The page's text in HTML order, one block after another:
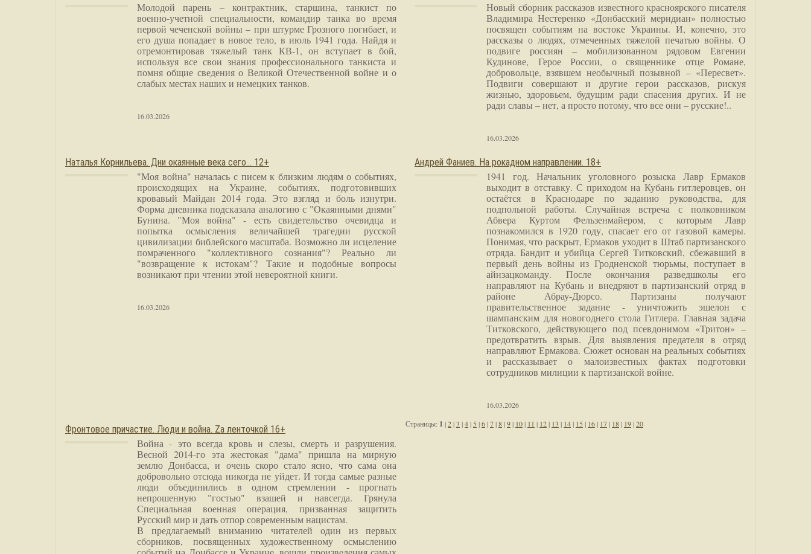
Молодой парень – контрактник, старшина, танкист по
военно-учетной специальности, командир танка во время
первой чеченской войны – при штурме Грозного погибает, и
его душа попадает в новое тело, в июль 1941 года. Найдя и
отремонтировав тяжелый танк КВ-1, он вступает в бой,
используя все свои знания профессионального танкиста и
помня общие сведения о Великой Отечественной войне и о
слабых местах наших и немецких танков.
16.03.2026
Новый сборник рассказов известного красноярского писателя
Владимира Нестеренко «Донбасский меридиан» полностью
посвящен событиям на востоке Украины. И, конечно, это
рассказы о людях, отмеченных тяжелой печатью войны. О
подвиге россиян – мобилизованном рядовом Евгении
Кудинове, Герое России, о священнике отце Романе,
добровольце, взявшем необычный позывной – «Пересвет».
Подвиги совершают и другие герои рассказов, рискуя
жизнью, здоровьем, будущим ради спасения других. И не
ради славы – нет, а просто потому, что все они – русские!..
16.03.2026
Наталья Корнильева. Дни окаянные века сего… 12+
"Моя война" началась с писем к близким людям о событиях,
происходящих на Украине, событиях, подготовивших
кровавый Майдан 2014 года. Это взгляд и боль изнутри.
Форма дневника подсказала аналогию с "Окаянными днями"
Бунина. "Моя война" - есть свидетельство очевидца и
попытка осмысления величайшей трагедии русской
цивилизации библейского масштаба. Возможно ли исцеление
помраченного "коллективного сознания"? Реально ли
"возвращение к истокам"? Такие и подобные вопросы
возникают при чтении этой невероятной книги.
16.03.2026
Андрей Фаниев. На рокадном направлении. 18+
1941 год. Начальник уголовного розыска Лавр Ермаков
выходит в отставку. С приходом на Кубань гитлеровцев, он
остаётся в Краснодаре по заданию руководства, для
подпольной работы. Случайная встреча с полковником
Абвера Куртом Фельзенмайером, с которым Лавр
познакомился в 1920 году, спасает его от газовой камеры.
Понимая, что раскрыт, Ермаков уходит в Штаб партизанского
отряда. Бандит и убийца Сергей Титковский, сбежавший в
первый день войны из Гродненской тюрьмы, поступает в
айнзацкоманду. После окончания разведшколы его
направляют на Кубань и внедряют в партизанский отряд в
районе Абрау-Дюрсо. Партизаны получают
правительственное задание - уничтожить эшелон с
шампанским для новогоднего стола Гитлера. Главная задача
Титковского, действующего под псевдонимом «Тритон» –
предотвратить взрыв. Для выявления предателя в отряд
направляют Ермакова. Сюжет основан на реальных событиях
и рассказывает о малоизвестных фактах подготовки
сотрудников милиции к партизанской войне.
16.03.2026
Фронтовое причастие. Люди и война. Zа ленточкой 16+
Война - это всегда кровь и слезы, смерть и разрушения.
Весной 2014-го эта жестокая "дама" пришла на мирную
землю Донбасса, и очень скоро стало ясно, что сама она
добровольно отсюда никогда не уйдет. И тогда самые разные
люди объединились в одном стремлении - прогнать
непрошенную "гостью" взашей и навсегда. Грянула
Специальная военная операция, призванная защитить
Русский мир и дать отпор современным нацистам.
В предлагаемый вниманию читателей один из первых
сборников, посвященных художественному осмыслению
Страницы: 1 |2|3 |4| 5 |6|7|8|9| 10| 11 | 12| 13 | 14| 15 | 16| 17| 18| 19|20